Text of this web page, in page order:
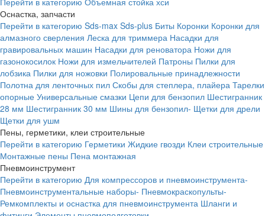
Оснастка, запчасти
Перейти в категорию Sds-max Sds-plus Биты Коронки Коронки для
алмазного сверления Леска для триммера Насадки для
гравировальных машин Насадки для реноватора Ножи для
газонокосилок Ножи для измельчителей Патроны Пилки для
лобзика Пилки для ножовки Полировальные принадлежности
Полотна для ленточных пил Скобы для степлера, плайера Тарелки
опорные Универсальные смазки Цепи для бензопил Шестигранник
28 мм Шестигранник 30 мм Шины для бензопил- Щетки для дрели
Щетки для ушм
Пены, герметики, клеи строительные
Перейти в категорию Герметики Жидкие гвозди Клеи строительные
Монтажные пены Пена монтажная
Пневмоинструмент
Перейти в категорию Для компрессоров и пневмоинструмента-
Пневмоинструментальные наборы- Пневмокраскопульты-
Ремкомплекты и оснастка для пневмоинструмента Шланги и